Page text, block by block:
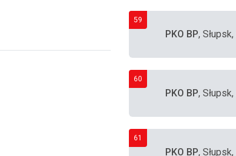
59
PKO BP,
60
PKO BP,
61
PKO BP,